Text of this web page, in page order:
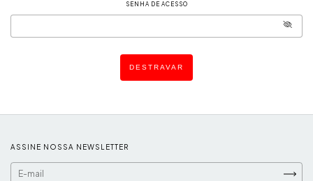
SENHA DE ACESSO
DESTRAVAR
ASSINE NOSSA NEWSLETTER